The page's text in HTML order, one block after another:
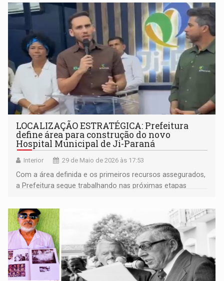
LOCALIZAÇÃO ESTRATÉGICA: Prefeitura
define área para construção do novo
Hospital Municipal de Ji-Paraná
Interior 29 de Maio de 2026 às 17:53
Com a área definida e os primeiros recursos assegurados,
a Prefeitura segue trabalhando nas próximas etapas